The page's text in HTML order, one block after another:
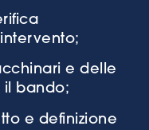
e delle
il bando;
e definizione